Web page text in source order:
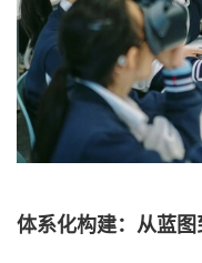
体系化构建：从蓝